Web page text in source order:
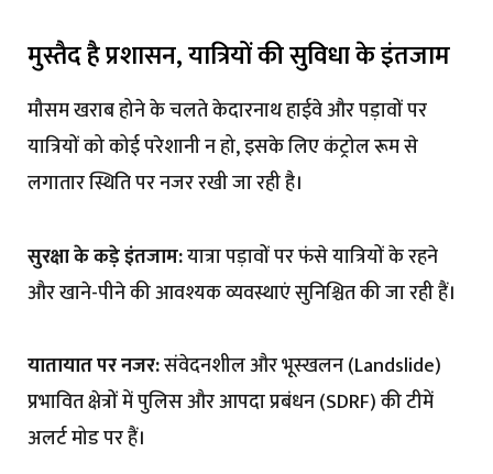
मुस्तैद है प्रशासन, यात्रियों की सुविधा के इंतजाम
मौसम खराब होने के चलते केदारनाथ हाईवे और पड़ावों पर
यात्रियों को कोई परेशानी न हो, इसके लिए कंट्रोल रूम से
लगातार स्थिति पर नजर रखी जा रही है।
सुरक्षा के कड़े इंतजाम:यात्रा पड़ावों पर फंसे यात्रियों के रहने
और खाने-पीने की आवश्यक व्यवस्थाएं सुनिश्चित की जा रही हैं।
यातायात पर नजर:संवेदनशील और भूस्खलन (Landslide)
प्रभावित क्षेत्रों में पुलिस और आपदा प्रबंधन (SDRF) की टीमें
अलर्ट मोड पर हैं।